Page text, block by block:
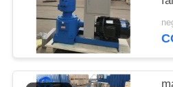
POLITIQUE
DE